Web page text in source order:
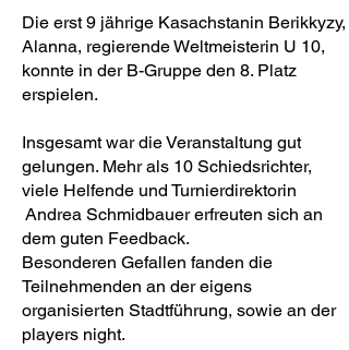
Die erst 9 jährige Kasachstanin Berikkyzy,
Alanna, regierende Weltmeisterin U 10,
konnte in der B-Gruppe den 8. Platz
erspielen.
Insgesamt war die Veranstaltung gut
gelungen. Mehr als 10 Schiedsrichter,
viele Helfende und Turnierdirektorin
Andrea Schmidbauer erfreuten sich an
dem guten Feedback.
Besonderen Gefallen fanden die
Teilnehmenden an der eigens
organisierten Stadtführung, sowie an der
players night.